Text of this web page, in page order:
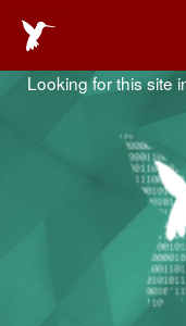
Looking for this site